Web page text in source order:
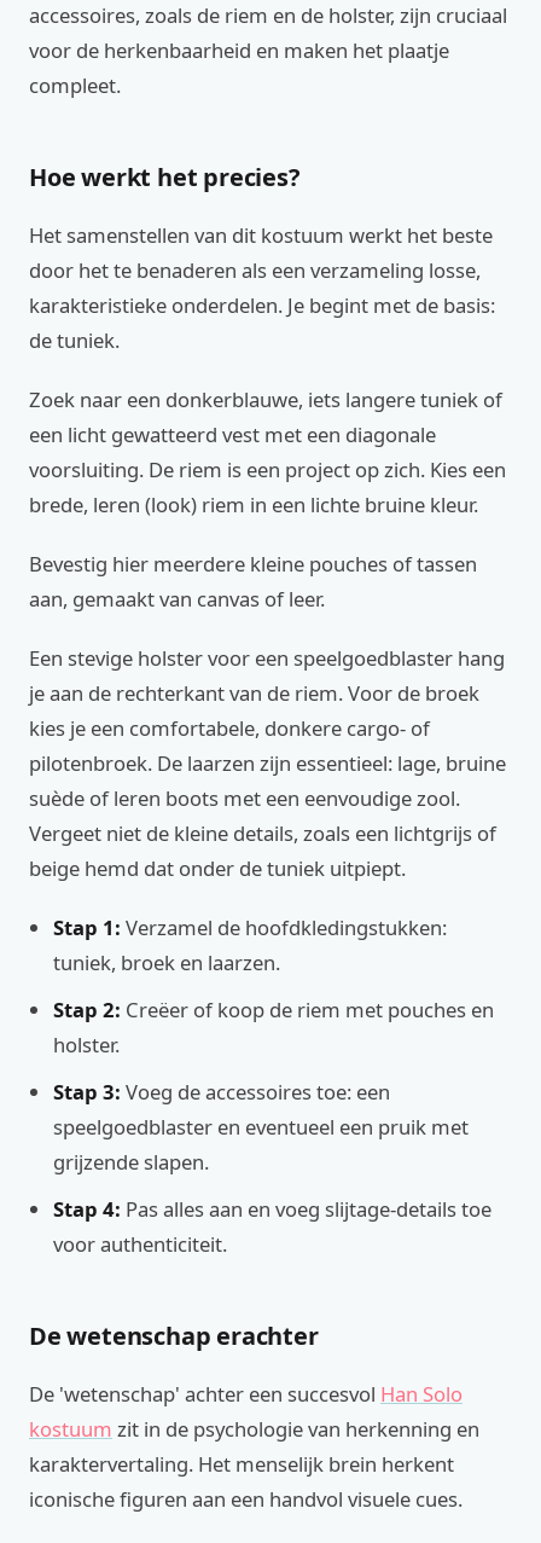
accessoires, zoals de riem en de holster, zijn cruciaal
voor de herkenbaarheid en maken het plaatje
compleet.
Hoe werkt het precies?
Het samenstellen van dit kostuum werkt het beste
door het te benaderen als een verzameling losse,
karakteristieke onderdelen. Je begint met de basis:
de tuniek.
Zoek naar een donkerblauwe, iets langere tuniek of
een licht gewatteerd vest met een diagonale
voorsluiting. De riem is een project op zich. Kies een
brede, leren (look) riem in een lichte bruine kleur.
Bevestig hier meerdere kleine pouches of tassen
aan, gemaakt van canvas of leer.
Een stevige holster voor een speelgoedblaster hang
je aan de rechterkant van de riem. Voor de broek
kies je een comfortabele, donkere cargo- of
pilotenbroek. De laarzen zijn essentieel: lage, bruine
suède of leren boots met een eenvoudige zool.
Vergeet niet de kleine details, zoals een lichtgrijs of
beige hemd dat onder de tuniek uitpiept.
Stap 1: Verzamel de hoofdkledingstukken:
tuniek, broek en laarzen.
Stap 2: Creëer of koop de riem met pouches en
holster.
Stap 3: Voeg de accessoires toe: een
speelgoedblaster en eventueel een pruik met
grijzende slapen.
Stap 4: Pas alles aan en voeg slijtage-details toe
voor authenticiteit.
De wetenschap erachter
De 'wetenschap' achter een succesvol Han Solo
kostuum zit in de psychologie van herkenning en
karaktervertaling. Het menselijk brein herkent
iconische figuren aan een handvol visuele cues.